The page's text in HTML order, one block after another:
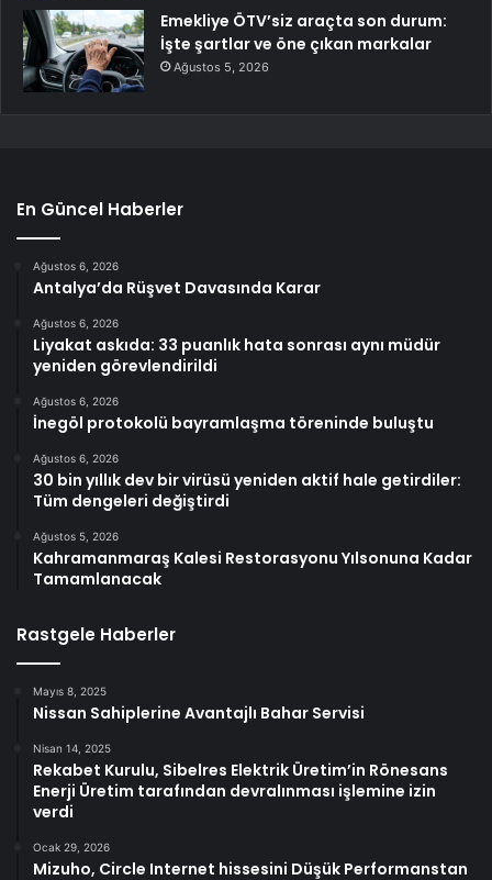
Emekliye ÖTV’siz araçta son durum:
İşte şartlar ve öne çıkan markalar
Ağustos 5, 2026
En Güncel Haberler
Ağustos 6, 2026
Antalya’da Rüşvet Davasında Karar
Ağustos 6, 2026
Liyakat askıda: 33 puanlık hata sonrası aynı müdür
yeniden görevlendirildi
Ağustos 6, 2026
İnegöl protokolü bayramlaşma töreninde buluştu
Ağustos 6, 2026
30 bin yıllık dev bir virüsü yeniden aktif hale getirdiler:
Tüm dengeleri değiştirdi
Ağustos 5, 2026
Kahramanmaraş Kalesi Restorasyonu Yılsonuna Kadar
Tamamlanacak
Rastgele Haberler
Mayıs 8, 2025
Nissan Sahiplerine Avantajlı Bahar Servisi
Nisan 14, 2025
Rekabet Kurulu, Sibelres Elektrik Üretim’in Rönesans
Enerji Üretim tarafından devralınması işlemine izin
verdi
Ocak 29, 2026
Mizuho, Circle Internet hissesini Düşük Performanstan